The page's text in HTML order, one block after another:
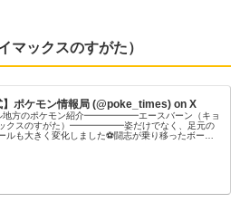
マックスのすがた）
】ポケモン情報局 (@poke_times) on X
地方のポケモン紹介━━━━━━エースバーン（キョ
クスのすがた）━━━━━━姿だけでなく、足元の
ルも大きく変化しました⚽闘志が乗り移ったボール